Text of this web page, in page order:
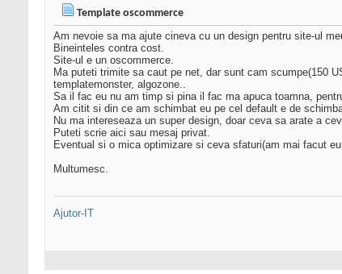
Template oscommerce
Am nevoie sa ma ajute cineva cu un design pentru site-ul
Bineinteles contra cost.
Site-ul e un oscommerce.
Ma puteti trimite sa caut pe net, dar sunt cam scumpe(150
templatemonster, algozone..
Sa il fac eu nu am timp si pina il fac ma apuca toamna,
Am citit si din ce am schimbat eu pe cel default e de
Nu ma intereseaza un super design, doar ceva sa arate a
Puteti scrie aici sau mesaj privat.
Eventual si o mica optimizare si ceva sfaturi(am mai facut
Multumesc.
Ajutor-IT